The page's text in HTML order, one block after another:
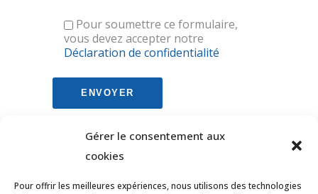
Gérer le consentement aux
cookies
Pour offrir les meilleures expériences, nous utilisons des technologies
Pour soumettre ce formulaire,
vous devez accepter notre
Déclaration de confidentialité